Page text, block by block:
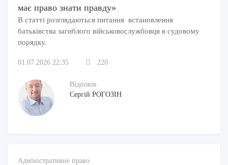
має право знати правду»
В статті розглядаються питання встановлення
батьківства загиблого військовослужбовця в судовому
порядку.
01.07.2026 22:35 220
Відповів
Сергій РОГОЗІН
Адміністративне право